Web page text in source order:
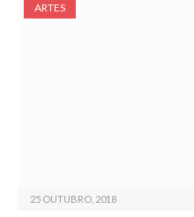
ARTES
25 OUTUBRO, 2018